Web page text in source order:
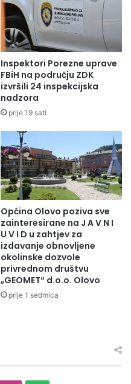
Inspektori Porezne uprave
FBiH na području ZDK
izvršili 24 inspekcijska
nadzora
prije 19 sati
Općina Olovo poziva sve
zainteresirane na J A V N I
U V I D u zahtjev za
izdavanje obnovljene
okolinske dozvole
privrednom društvu
„GEOMET“ d.o.o. Olovo
prije 1 sedmica